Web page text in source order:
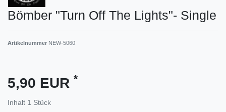
Bömber "Turn Off The Lights"- Single
Artikelnummer NEW-5060
5,90 EUR *
Inhalt 1 Stück